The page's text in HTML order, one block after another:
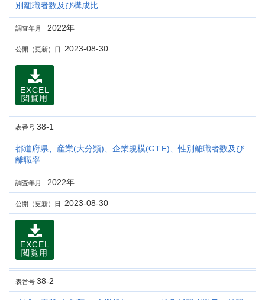
別離職者数及び構成比
調査年月 2022年
公開（更新）日 2023-08-30
EXCEL
閲覧用
表番号 38-1
都道府県、産業(大分類)、企業規模(GT.E)、性別離職者数及び
離職率
調査年月 2022年
公開（更新）日 2023-08-30
EXCEL
閲覧用
表番号 38-2